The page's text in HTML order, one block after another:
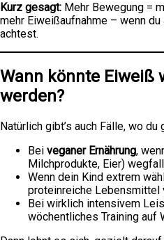
Kurz gesagt: Mehr Bewegung =
mehr Eiweißaufnahme – wenn
achtest.
Wann könnte Eiweiß
werden?
Natürlich gibt’s auch Fälle, wo
Bei veganer Ernährung,
Milchprodukte, Eier)
Wenn dein Kind extrem
proteinreiche Lebensmittel
Bei wirklich intensivem
wöchentliches Training auf